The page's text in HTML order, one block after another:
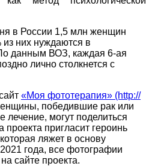
в России 1,5 млн женщин
из них нуждаются в
данным ВОЗ, каждая 6-ая
лично столкнется с
«Моя фототерапия» (http://
победившие рак или
лечение, могут поделиться
пригласит героинь
ляжет в основу
года, все фотографии
сайте проекта.